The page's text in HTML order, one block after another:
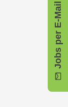
Jobs per E-Mail